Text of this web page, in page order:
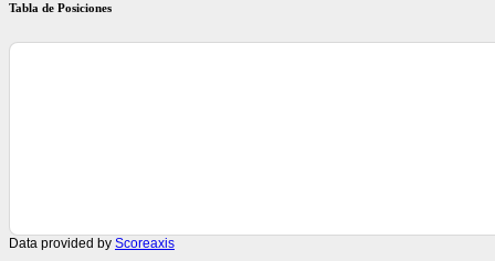
Tabla de Posiciones
Data provided by Scoreaxis